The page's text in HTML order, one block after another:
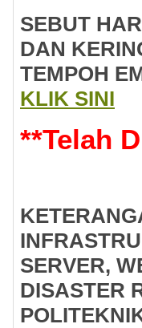
SEBUT
DAN
TEMPOH
KLIK SINI
**Telah
SERVER,
DISASTER